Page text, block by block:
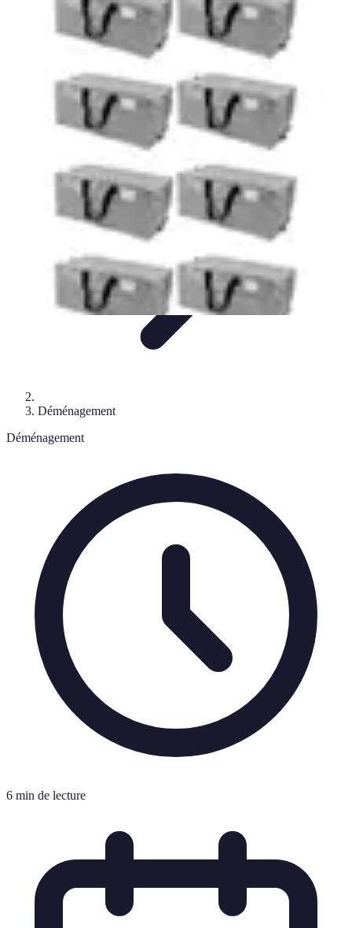
Premier Logement
Conseils pratiquesAchat et location
Conseils et
PréparationTendances
Premier Logement
Déménagement
Déménagement
6 min de lecture